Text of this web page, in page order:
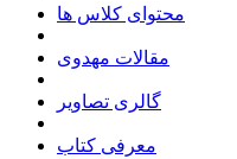
محتوای کلاس ها
مقالات مهدوی
گالری تصاویر
معرفی کتاب